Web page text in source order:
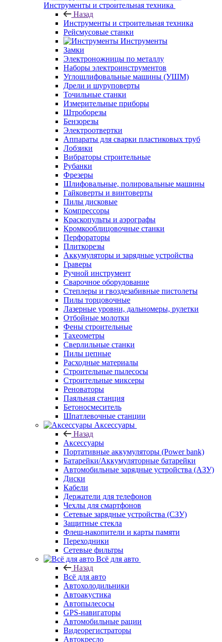
Инструменты и строительная техника
Назад
Инструменты и строительная техника
Рейсмусовые станки
Инструменты
Замки
Электроножницы по металлу
Наборы электроинструментов
Углошлифовальные машины (УШМ)
Дрели и шуруповерты
Точильные станки
Измерительные приборы
Штроборезы
Бензорезы
Электроотвертки
Аппараты для сварки пластиковых труб
Лобзики
Вибраторы строительные
Рубанки
Фрезеры
Шлифовальные, полировальные машины
Гайковерты и винтоверты
Пилы дисковые
Компрессоры
Краскопульты и аэрографы
Кромкооблицовочные станки
Перфораторы
Плиткорезы
Аккумуляторы и зарядные устройства
Граверы
Ручной инструмент
Сварочное оборудование
Степлеры и гвоздезабивные пистолеты
Пилы торцовочные
Лазерные уровни, дальномеры, рулетки
Отбойные молотки
Фены строительные
Тахеометры
Сверлильные станки
Пилы цепные
Расходные материалы
Строительные пылесосы
Строительные миксеры
Реноваторы
Паяльная станция
Бетоносмеситель
Шпатлевочные станции
Аксессуары
Назад
Аксессуары
Портативные аккумуляторы (Power bank)
Батарейки/Аккумуляторные батарейки
Автомобильные зарядные устройства (АЗУ)
Диски
Кабели
Держатели для телефонов
Чехлы для смартфонов
Сетевые зарядные устройства (СЗУ)
Защитные стекла
Флеш-накопители и карты памяти
Переходники
Сетевые фильтры
Всё для авто
Назад
Всё для авто
Автохолодильники
Автоакустика
Автопылесосы
GPS-навигаторы
Автомобильные рации
Видеорегистраторы
Автокресло